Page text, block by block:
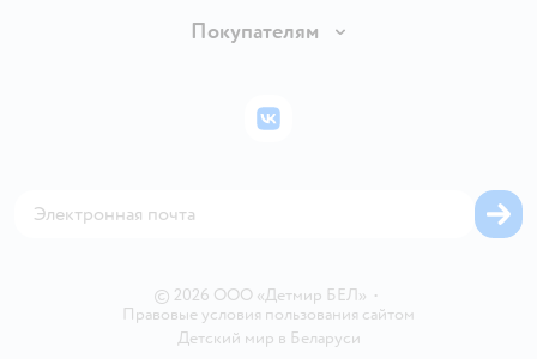
Правила продажи
Политика использования файлов cookie
Вакансии
Покупателям
Бонусные карты
© 2026 ООО «Детмир БЕЛ» •
Правовые условия пользования сайтом
Детский мир в Беларуси
ВКонтакте